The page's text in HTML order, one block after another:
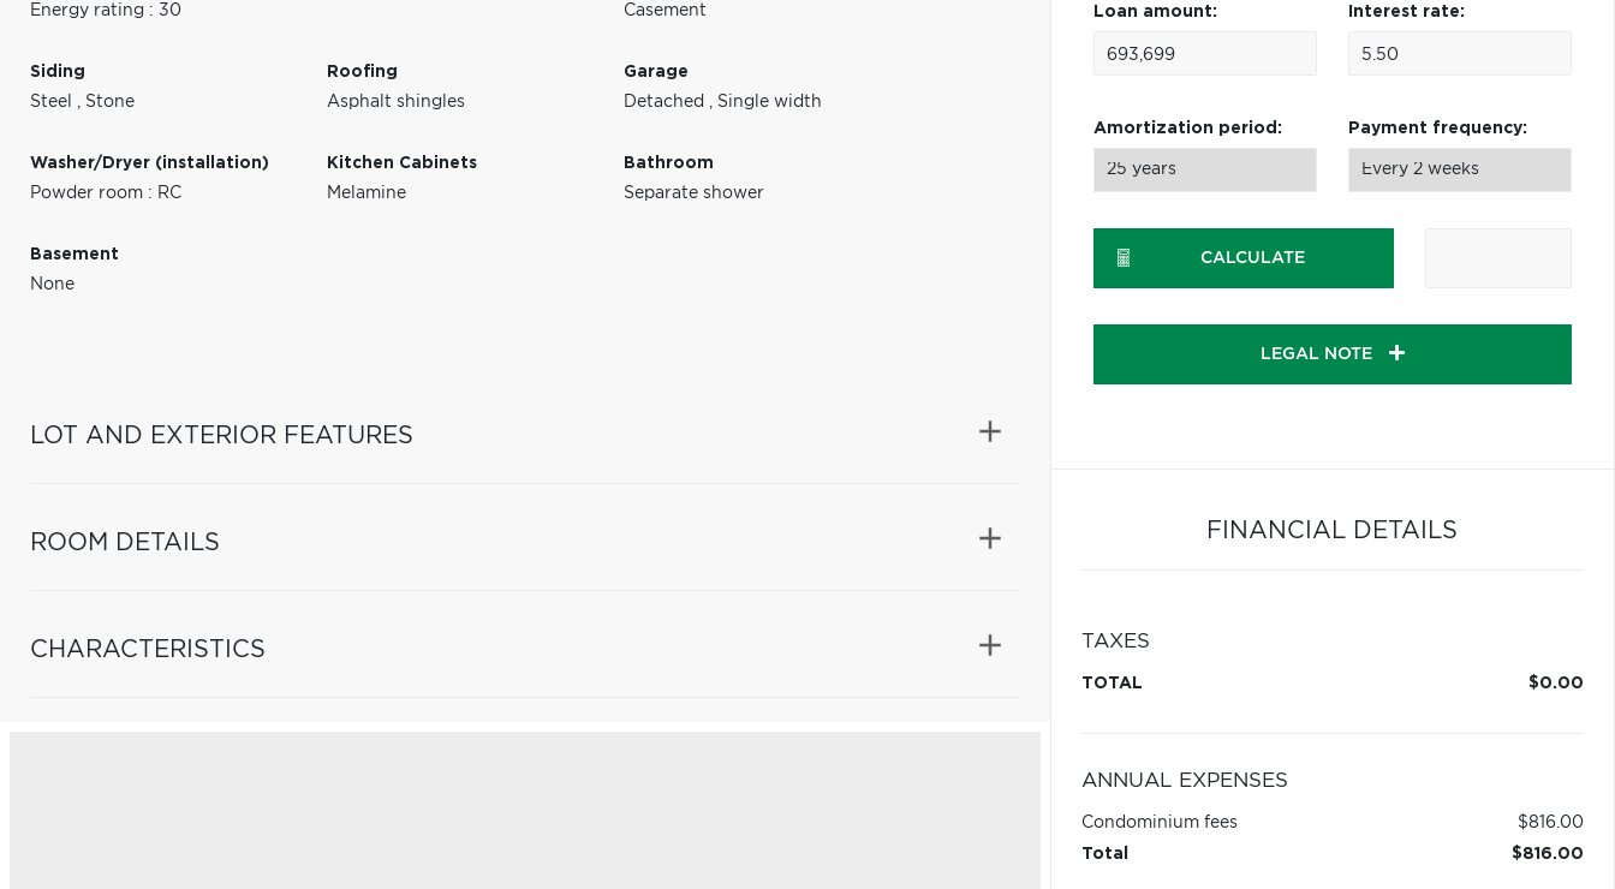
Energy rating : 30
Casement
Siding
Steel , Stone
Roofing
Asphalt shingles
Garage
Detached , Single width
Washer/Dryer (installation)
Powder room : RC
Kitchen Cabinets
Melamine
Bathroom
Separate shower
Basement
None
LOT AND EXTERIOR FEATURES
ROOM DETAILS
CHARACTERISTICS
Loan amount: Interest rate:
Amortization period: Payment frequency:
CALCULATE
LEGAL NOTE
FINANCIAL DETAILS
TAXES
TOTAL $0.00
ANNUAL EXPENSES
Condominium fees
$816.00
Total
$816.00